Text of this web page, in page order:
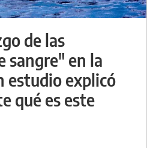
de las
sangre" en la
estudio explicó
qué es este